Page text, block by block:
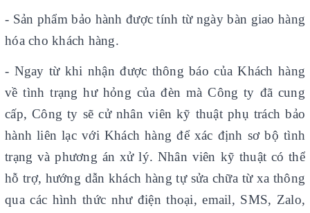
- Sản phẩm bảo hành được tính từ ngày bàn giao hàng
hóa cho khách hàng.
- Ngay từ khi nhận được thông báo của Khách hàng
về tình trạng hư hỏng của đèn mà Công ty đã cung
cấp, Công ty sẽ cử nhân viên kỹ thuật phụ trách bảo
hành liên lạc với Khách hàng để xác định sơ bộ tình
trạng và phương án xử lý. Nhân viên kỹ thuật có thể
hỗ trợ, hướng dẫn khách hàng tự sửa chữa từ xa thông
qua các hình thức như điện thoại, email, SMS, Zalo,